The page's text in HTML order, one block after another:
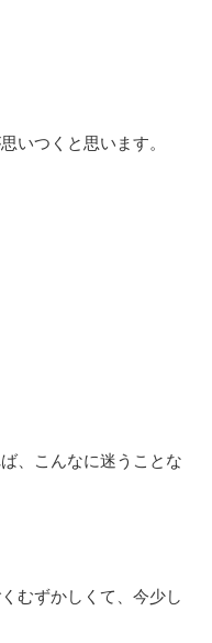
いつくと思います。
、こんなに迷うことな
むずかしくて、今少し